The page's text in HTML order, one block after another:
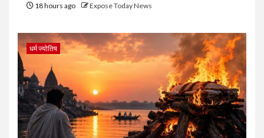
18 hours ago Expose Today News
धर्म ज्योतिष